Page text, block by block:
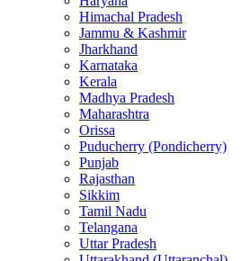
Himachal Pradesh
Jammu & Kashmir
Jharkhand
Karnataka
Kerala
Madhya Pradesh
Maharashtra
Orissa
Puducherry (Pondicherry)
Punjab
Rajasthan
Sikkim
Tamil Nadu
Telangana
Uttar Pradesh